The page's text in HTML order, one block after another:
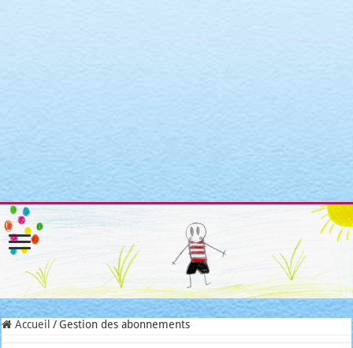
: Attempt to read property "post_type" on null in
/home/clients/3a3c8cae3088c621098b274e6da68c7c/sites/
includes/link-template.php
on line 4190
Accueil / Gestion des abonnements